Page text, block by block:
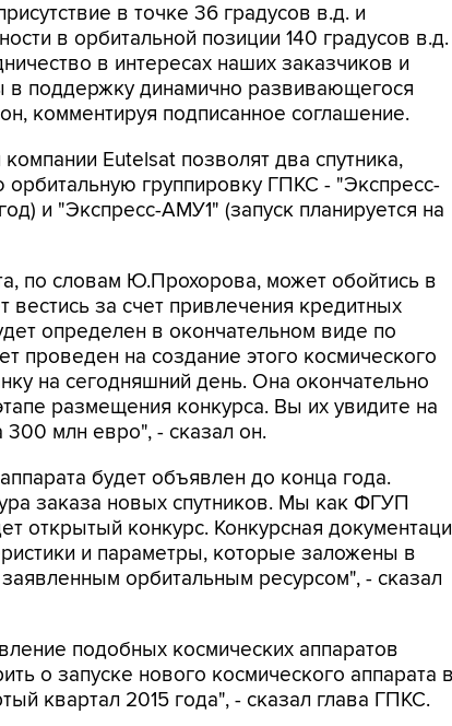
в точке 36 градусов в.д. и
в орбитальной позиции 140 градусов
в интересах наших заказчиков и
в поддержку динамично развивающегося
комментируя подписанное соглашение.
Eutelsat позволят два спутника,
группировку ГПКС - "Экспресс-
и "Экспресс-АМУ1" (запуск планируется на
по словам Ю.Прохорова, может обойтись в
за счет привлечения кредитных
определен в окончательном виде по
проведен на создание этого космического
на сегодняшний день. Она окончательно
размещения конкурса. Вы их увидите на
300 млн евро", - сказал он.
будет объявлен до конца года.
заказа новых спутников. Мы как ФГУП
открытый конкурс. Конкурсная
и параметры, которые заложены в
орбитальным ресурсом", - сказал
подобных космических аппаратов
о запуске нового космического аппарата в
квартал 2015 года", - сказал глава ГПКС.